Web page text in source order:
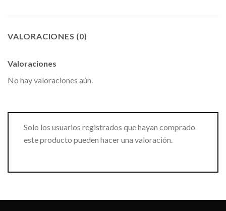
VALORACIONES (0)
Valoraciones
No hay valoraciones aún.
Solo los usuarios registrados que hayan comprado
este producto pueden hacer una valoración.